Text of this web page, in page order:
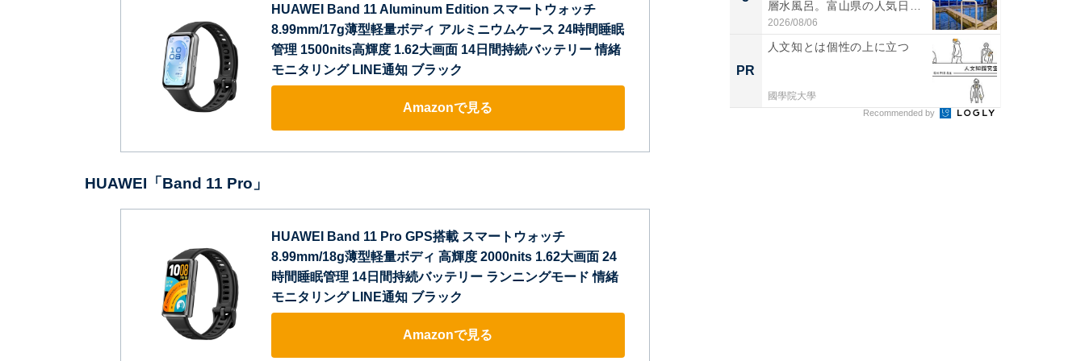
HUAWEI Band 11 Aluminum Edition スマートウォッチ
8.99mm/17g薄型軽量ボディ アルミニウムケース 24時間睡眠
管理 1500nits高輝度 1.62大画面 14日間持続バッテリー 情緒
モニタリング LINE通知 ブラック
Amazonで見る
HUAWEI「Band 11 Pro」
HUAWEI Band 11 Pro GPS搭載 スマートウォッチ
8.99mm/18g薄型軽量ボディ 高輝度 2000nits 1.62大画面 24
時間睡眠管理 14日間持続バッテリー ランニングモード 情緒
モニタリング LINE通知 ブラック
Amazonで見る
層水風呂。富山県の人気日
帰...
2026/08/06
PR
人文知とは個性の上に立つ
國學院大學
Recommended by